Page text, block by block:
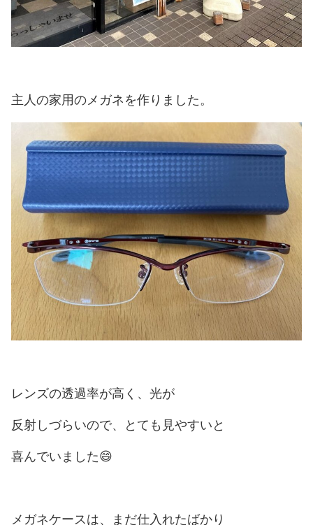
主人の家用のメガネを作りました。
レンズの透過率が高く、光が
反射しづらいので、とても見やすいと
喜んでいました😄
メガネケースは、まだ仕入れたばかり